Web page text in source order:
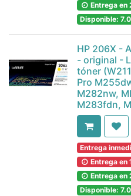
Entrega en
Disponible: 7.0
HP 206X -
- original -
tóner
Pro
M282nw,
M283fdn,
Entrega
Entrega en
Entrega en
Disponible: 7.0